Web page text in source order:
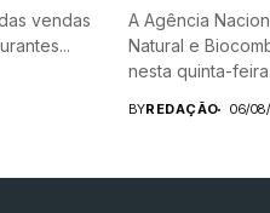
vendas
A Agência
Natural e
nesta quinta-
BYREDAÇÃO 06/